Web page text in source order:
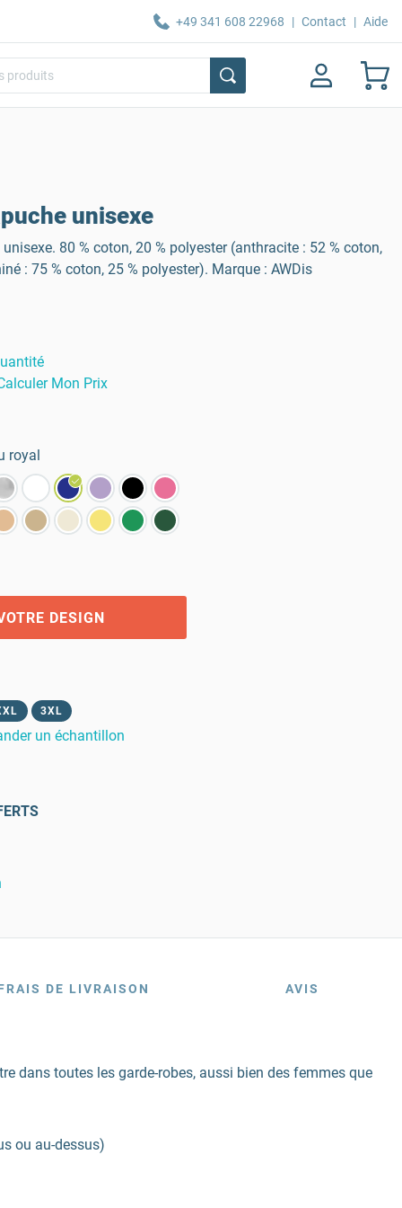
+49 341 608 22968 | Contact | Aide
unisexe
80 % coton, 20 % polyester (anthracite : 52 % coton,
: 75 % coton, 25 % polyester). Marque : AWDis
Mon Prix
royal
DESIGN
3XL
un échantillon
DE LIVRAISON AVIS
dans toutes les garde-robes, aussi bien des femmes que
ou au-dessus)